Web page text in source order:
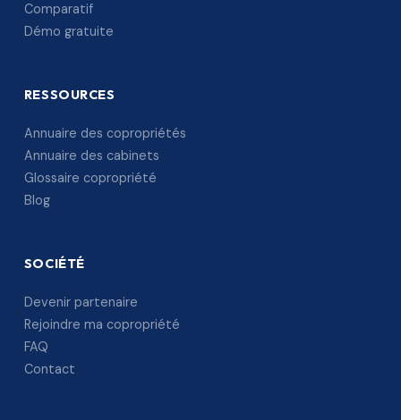
Comparatif
Démo gratuite
RESSOURCES
Annuaire des copropriétés
Annuaire des cabinets
Glossaire copropriété
Blog
SOCIÉTÉ
Devenir partenaire
Rejoindre ma copropriété
FAQ
Contact